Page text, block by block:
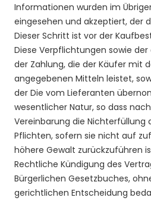
Informationen wurden im
eingesehen und akzeptiert, der
Dieser Schritt ist vor der
Diese Verpflichtungen sowie
der Zahlung, die der Käufer mit
angegebenen Mitteln leistet,
der Die vom Lieferanten
wesentlicher Natur, so dass
Vereinbarung die Nichterfüllung
Pflichten, sofern sie nicht auf
höhere Gewalt zurückzuführen
Rechtliche Kündigung des
Bürgerlichen Gesetzbuches,
gerichtlichen Entscheidung